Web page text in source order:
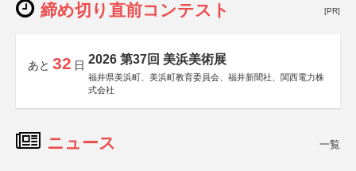
締め切り直前コンテスト [PR]
あと 32 日 2026 第37回 美浜美術展
福井県美浜町、美浜町教育委員会、福井新聞社、関西電力株
式会社
ニュース 一覧